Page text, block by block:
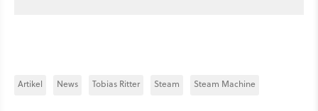
Artikel News Tobias Ritter Steam Steam Machine